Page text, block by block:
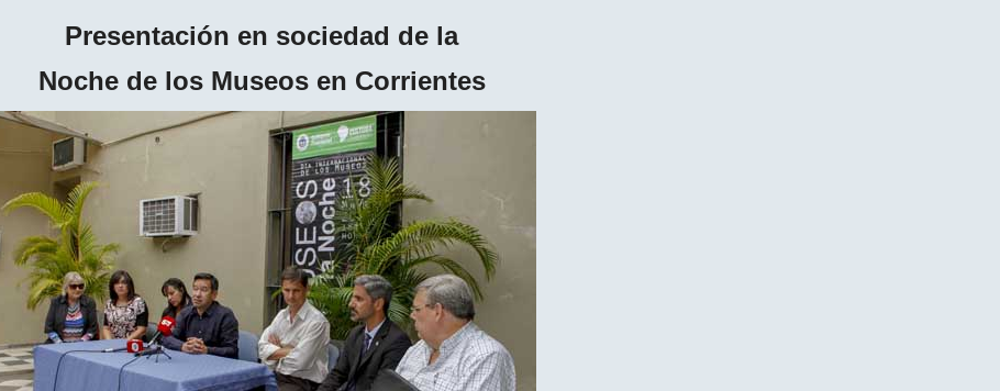
Presentación en sociedad de la
Noche de los Museos en Corrientes